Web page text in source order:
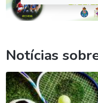
Notícias